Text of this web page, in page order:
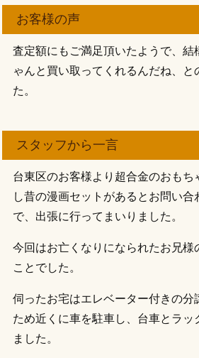
お客様の声
査定額にもご満足頂いたようで、結
ゃんと買い取ってくれるんだね、と
た。
スタッフから一言
台東区のお客様より超合金のおもち
し昔の漫画セットがあるとお問い合
で、出張に行ってまいりました。
今回はお亡くなりになられたお兄様
ことでした。
伺ったお宅はエレベーター付きの分
ため近くに車を駐車し、台車とラッ
ました。